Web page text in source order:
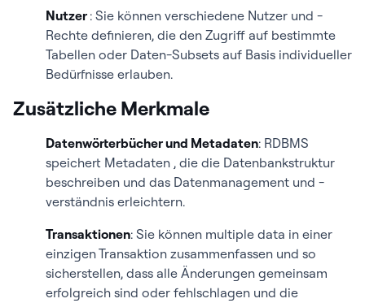
Nutzer : Sie können verschiedene Nutzer und -
Rechte definieren, die den Zugriff auf bestimmte
Tabellen oder Daten-Subsets auf Basis individueller
Bedürfnisse erlauben.
Zusätzliche Merkmale
Datenwörterbücher und Metadaten: RDBMS
speichert Metadaten , die die Datenbankstruktur
beschreiben und das Datenmanagement und -
verständnis erleichtern.
Transaktionen: Sie können multiple data in einer
einzigen Transaktion zusammenfassen und so
sicherstellen, dass alle Änderungen gemeinsam
erfolgreich sind oder fehlschlagen und die